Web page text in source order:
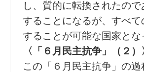
し、質的に転換されたの
することになるが、すべ
することが可能な国家とな
〈「６月民主抗争」（２）
この「６月民主抗争」の